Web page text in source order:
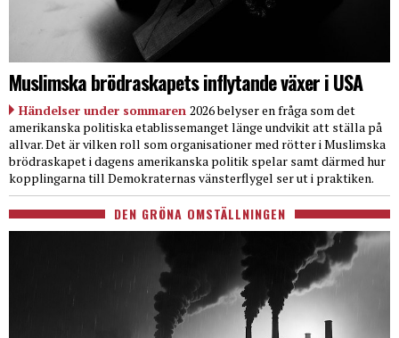
Muslimska brödraskapets inflytande växer i USA
Händelser under sommaren 2026 belyser en fråga som det
amerikanska politiska etablissemanget länge undvikit att ställa på
allvar. Det är vilken roll som organisationer med rötter i Muslimska
brödraskapet i dagens amerikanska politik spelar samt därmed hur
kopplingarna till Demokraternas vänsterflygel ser ut i praktiken.
DEN GRÖNA OMSTÄLLNINGEN